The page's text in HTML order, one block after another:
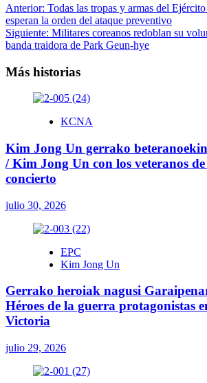
Navegación
de
entradas
Anterior: Todas las tropas y armas del
esperan la orden del ataque preventivo
Siguiente: Militares coreanos redoblan su
banda traidora de Park Geun-hye
Más historias
KCNA
Kim Jong Un gerrako
/ Kim Jong Un con los veteranos
concierto
julio 30, 2026
EPC
Kim Jong Un
Gerrako heroiak nagusi
Héroes de la guerra protagonistas
Victoria
julio 29, 2026